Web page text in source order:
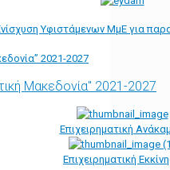
Υφιστάμενων ΜμΕ για
2021-2027
Μακεδονία" 2021-2027
Επιχειρηματική
Επιχειρηματική